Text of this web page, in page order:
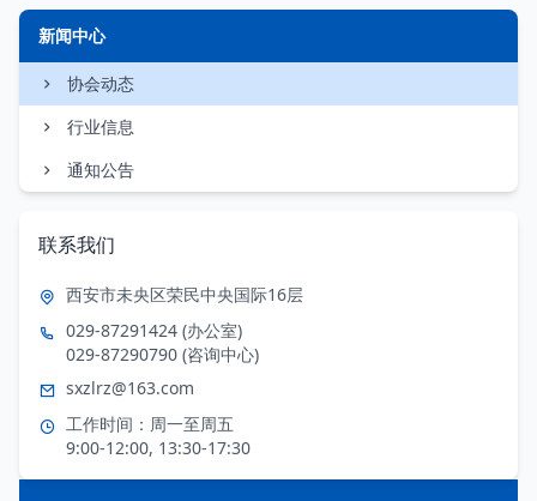
新闻中心
协会动态
行业信息
通知公告
联系我们
西安市未央区荣民中央国际16层
029-87291424 (办公室)
029-87290790 (咨询中心)
sxzlrz@163.com
工作时间：周一至周五
9:00-12:00, 13:30-17:30